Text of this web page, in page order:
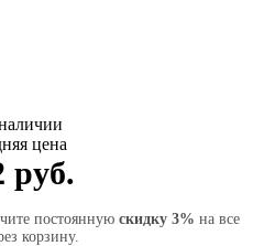
цена
руб.
постоянную скидку 3% на все
корзину.